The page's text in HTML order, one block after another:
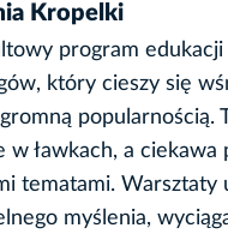
Kropelki
program edukacji
który cieszy się
popularnością.
w ławkach, a ciekawa
tematami. Warsztaty
myślenia,